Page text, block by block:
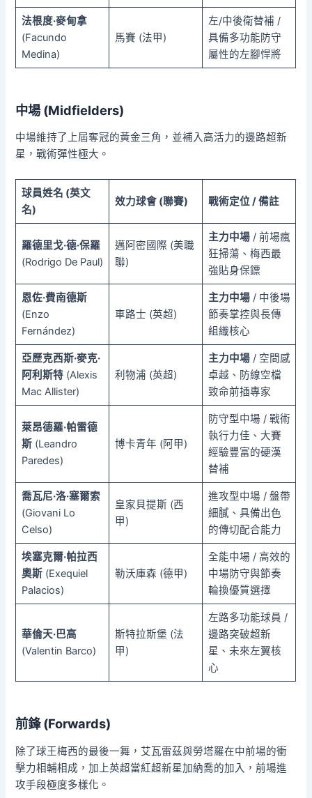
法根度·麥甸拿
(Facundo
Medina)
馬賽 (法甲)
左/中後衛替補 /
具備多功能防守
屬性的左腳悍將
中場 (Midfielders)
中場維持了上屆奪冠的黃金三角，並補入高活力的邊路超新
星，戰術彈性極大。
球員姓名 (英文
名)
效力球會 (聯賽) 戰術定位 / 備註
羅德里戈·德·保羅
(Rodrigo De Paul)
邁阿密國際 (美職
聯)
主力中場/ 前場瘋
狂掃蕩、梅西最
強貼身保鏢
恩佐·費南德斯
(Enzo
Fernández)
車路士 (英超)
主力中場/ 中後場
節奏掌控與長傳
組織核心
亞歷克西斯·麥克·
阿利斯特(Alexis
Mac Allister)
利物浦 (英超)
主力中場/ 空間感
卓越、防線空檔
致命前插專家
萊昂德羅·帕雷德
斯(Leandro
Paredes)
博卡青年 (阿甲)
防守型中場 / 戰術
執行力佳、大賽
經驗豐富的硬漢
替補
喬瓦尼·洛·塞爾索
(Giovani Lo
Celso)
皇家貝提斯 (西
甲)
進攻型中場 / 盤帶
細膩、具備出色
的傳切配合能力
埃塞克爾·帕拉西
奧斯(Exequiel
Palacios)
勒沃庫森 (德甲)
全能中場 / 高效的
中場防守與節奏
輪換優質選擇
華倫天·巴高
(Valentin Barco)
斯特拉斯堡 (法
甲)
左路多功能球員 /
邊路突破超新
星、未來左翼核
心
前鋒 (Forwards)
除了球王梅西的最後一舞，艾瓦雷茲與勞塔羅在中前場的衝
擊力相輔相成，加上英超當紅超新星加納喬的加入，前場進
攻手段極度多樣化。